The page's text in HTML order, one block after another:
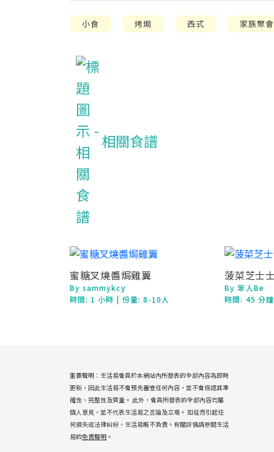
小食 烤焗 西式 家族聚會
相關食譜
蜜糖叉燒醬焗雞翼
By sammykcy
時間: 1 小時 | 份量: 8-10人
菠菜芝士
By 笨人Be
時間: 45 分鐘
重要聲明：生活易會員於本網站內所發表的全部內容為即時
更新，因此生活易不會預先審查任何內容，並不會保證其準
確性、完整性及質量。 此外，會員所發表的全部內容均屬
個人意見，並不代表生活易之言論及立場。 如從而引起任
何損失或法律糾紛，生活易概不負責。有關詳情請參閱生活
易的免責聲明 。